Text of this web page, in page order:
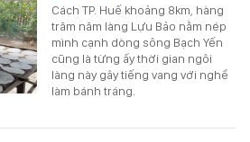
Cách TP. Huế khoảng 8km, hàng
trăm năm làng Lựu Bảo nằm nép
mình cạnh dòng sông Bạch Yến
cũng là từng ấy thời gian ngôi
làng này gây tiếng vang với nghề
làm bánh tráng.